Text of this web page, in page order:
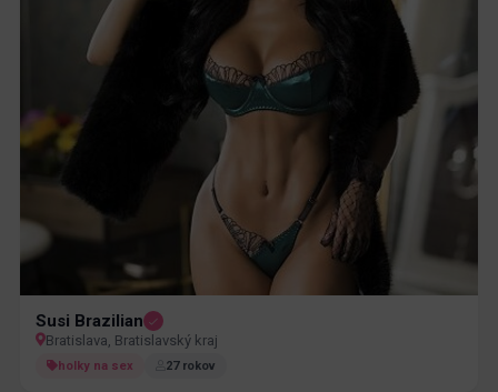
Susi Brazilian
Bratislava, Bratislavský kraj
holky na sex 27 rokov